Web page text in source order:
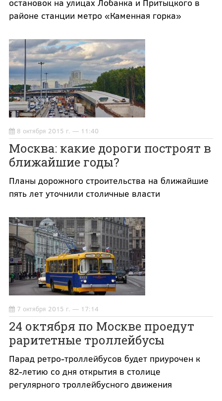
остановок на улицах Лобанка и Притыцкого в
районе станции метро «Каменная горка»
8 октября 2015 г. — 11:40
Москва: какие дороги построят в
ближайшие годы?
Планы дорожного строительства на ближайшие
пять лет уточнили столичные власти
7 октября 2015 г. — 17:14
24 октября по Москве проедут
раритетные троллейбусы
Парад ретро-троллейбусов будет приурочен к
82-летию со дня открытия в столице
регулярного троллейбусного движения